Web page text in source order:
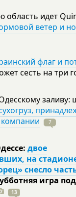
область идет
ветер и
флаг и
сесть на три
заливу:
7
двое
на
снесло
игра под
13